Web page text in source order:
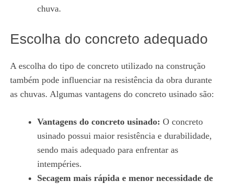
chuva.
Escolha do concreto adequado
A escolha do tipo de concreto utilizado na construção
também pode influenciar na resistência da obra durante
as chuvas. Algumas vantagens do concreto usinado são:
Vantagens do concreto usinado: O concreto
usinado possui maior resistência e durabilidade,
sendo mais adequado para enfrentar as
intempéries.
Secagem mais rápida e menor necessidade de